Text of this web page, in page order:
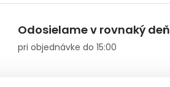
Odosielame v rovnaký deň
pri objednávke do 15:00